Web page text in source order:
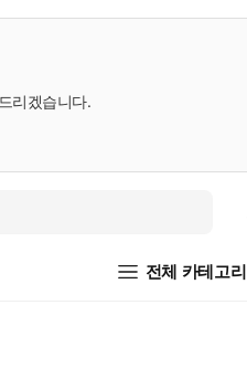
리겠습니다.
전체 카테고리